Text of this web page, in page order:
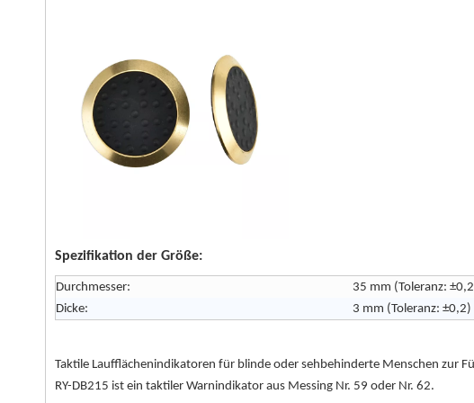
Spezifikation der Größe:
Durchmesser:
35 mm (Toleranz:
Dicke:
3 mm (Toleranz: ±0,2)
Taktile Laufflächenindikatoren für blinde oder sehbehinderte Menschen zur
RY-DB215 ist ein taktiler Warnindikator aus Messing Nr. 59 oder Nr. 62.